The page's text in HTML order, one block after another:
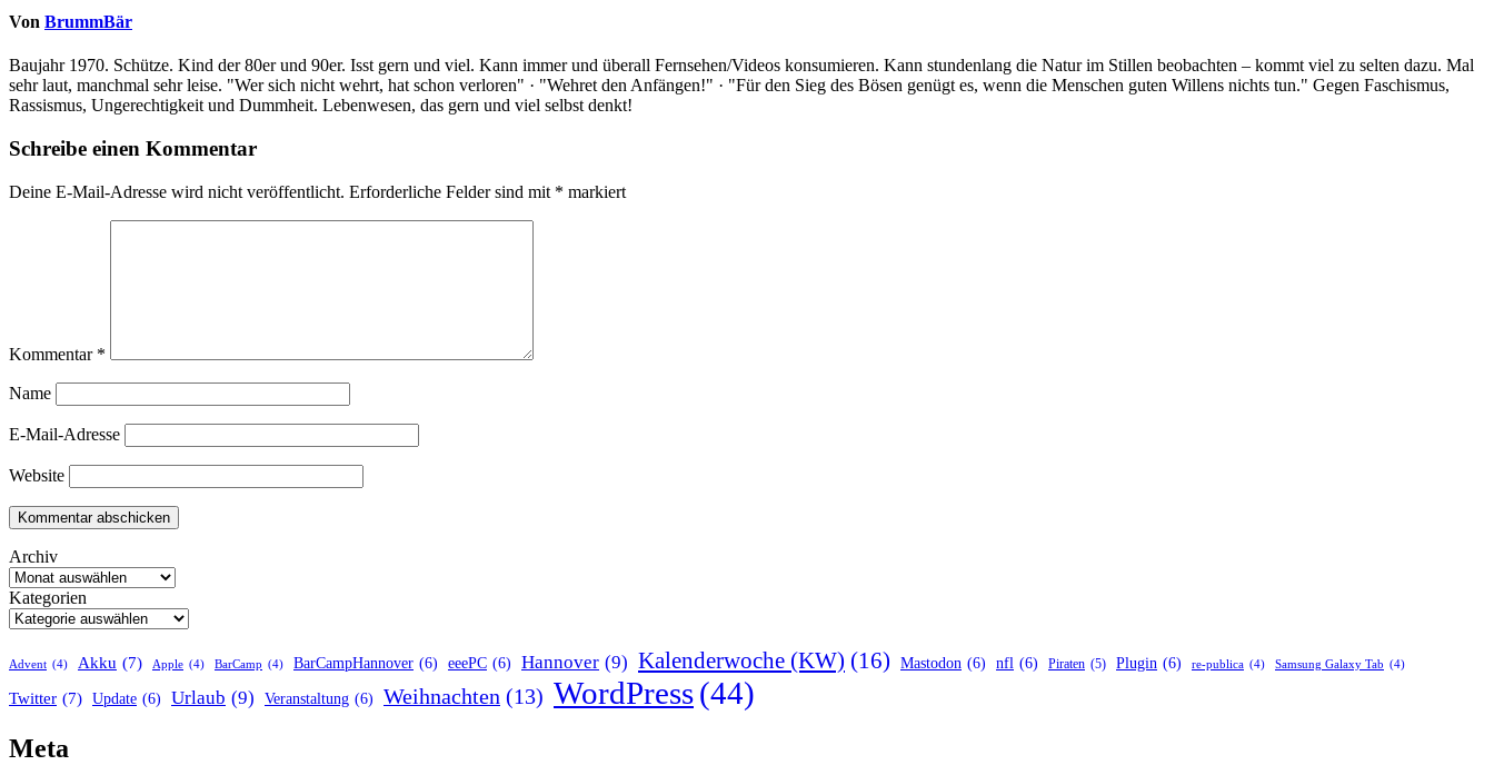
Von BrummBär
Baujahr 1970. Schütze. Kind der 80er und 90er. Isst gern und viel. Kann immer und überall Fernsehen/Videos konsumieren. Kann stundenlang die Natur im Stillen beobachten – kommt viel zu selten dazu. Mal
sehr laut, manchmal sehr leise. "Wer sich nicht wehrt, hat schon verloren" · "Wehret den Anfängen!" · "Für den Sieg des Bösen genügt es, wenn die Menschen guten Willens nichts tun." Gegen Faschismus,
Rassismus, Ungerechtigkeit und Dummheit. Lebenwesen, das gern und viel selbst denkt!
Schreibe einen Kommentar
Deine E-Mail-Adresse wird nicht veröffentlicht. Erforderliche Felder sind mit * markiert
Kommentar *
Name
E-Mail-Adresse
Website
Archiv
Kategorien
Advent (4) Akku (7) Apple (4) BarCamp (4) BarCampHannover (6) eeePC (6) Hannover (9) Kalenderwoche (KW) (16) Mastodon (6) nfl (6) Piraten (5) Plugin (6) re-publica (4) Samsung Galaxy Tab (4)
Twitter (7) Update (6) Urlaub (9) Veranstaltung (6) Weihnachten (13) WordPress(44)
Meta